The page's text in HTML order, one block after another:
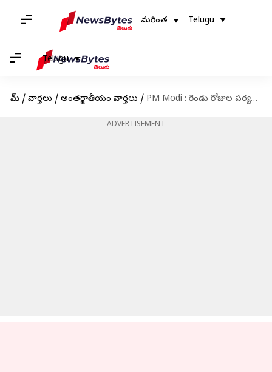
మరింత Telugu
Telugu
హోమ్ / వార్తలు / అంతర్జాతీయం వార్తలు / PM Modi : రెండు రోజుల పర్యటన కోసం మాల్దీవులకు చేరుకున్న మోదీ..స్వయంగా ప్రధానిని ఆహ్వానించిన ముయిజ్జు
ADVERTISEMENT